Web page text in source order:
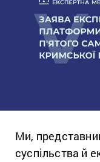
Ми,
суспільства й